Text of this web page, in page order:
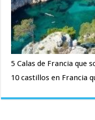
5 Calas de Francia que
10 castillos en Francia